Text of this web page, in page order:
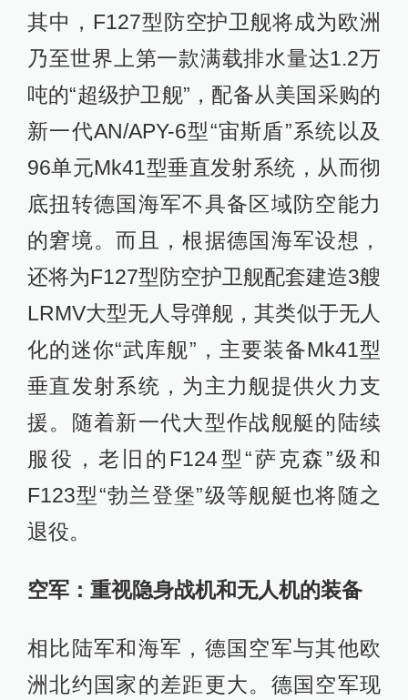
其中，F127型防空护卫舰将成为欧洲
乃至世界上第一款满载排水量达1.2万
吨的“超级护卫舰”，配备从美国采购的
新一代AN/APY-6型“宙斯盾”系统以及
96单元Mk41型垂直发射系统，从而彻
底扭转德国海军不具备区域防空能力
的窘境。而且，根据德国海军设想，
还将为F127型防空护卫舰配套建造3艘
LRMV大型无人导弹舰，其类似于无人
化的迷你“武库舰”，主要装备Mk41型
垂直发射系统，为主力舰提供火力支
援。随着新一代大型作战舰艇的陆续
服役，老旧的F124型“萨克森”级和
F123型“勃兰登堡”级等舰艇也将随之
退役。
空军：重视隐身战机和无人机的装备
相比陆军和海军，德国空军与其他欧
洲北约国家的差距更大。德国空军现